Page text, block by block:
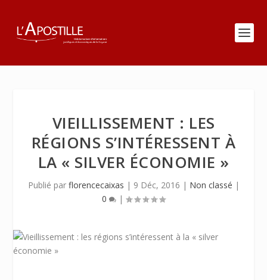
VIEILLISSEMENT : LES
RÉGIONS S’INTÉRESSENT À
LA « SILVER ÉCONOMIE »
Publié par florencecaixas | 9 Déc, 2016 | Non classé |
0
|